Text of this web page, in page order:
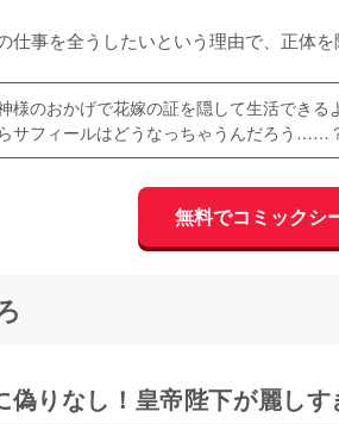
仕事を全うしたいという理由で、正体
様のおかげで花嫁の証を隠して生活でき
サフィールはどうなっちゃうんだろう……
無料でコミックシ
偽りなし！皇帝陛下が麗しす